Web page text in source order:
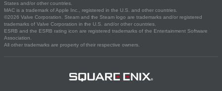
States and/or other countries.
MAC is a trademark of Apple Inc., registered in the U.S. and other countries.
©2026 Valve Corporation. Steam and the Steam logo are trademarks and/or registered
trademarks of Valve Corporation in the U.S. and/or other countries.
ESRB and the ESRB rating icon are registered trademarks of the Entertainment Software
Association.
All other trademarks are property of their respective owners.